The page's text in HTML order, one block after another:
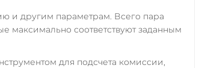
и другим параметрам. Всего пара
максимально соответствуют заданным
для подсчета комиссии,